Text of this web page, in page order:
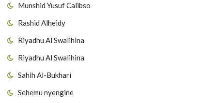
Munshid Yusuf Calibso
Rashid Alheidy
Riyadhu Al Swalihina
Riyadhu Al Swalihina
Sahih Al-Bukhari
Sehemu nyengine